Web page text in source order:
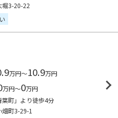
堀3-20-22
万円～10.9万円
万円～0万円
町」より徒歩4分
町3-29-1